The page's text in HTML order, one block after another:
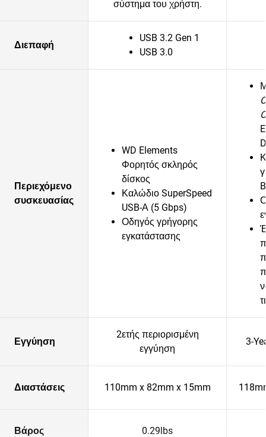
σύστημα του χρήστη.
Διεπαφή
USB 3.2 Gen 1
USB 3.0
Περιεχόμενο
συσκευασίας
WD Elements
Φορητός σκληρός
δίσκος
Καλώδιο SuperSpeed
USB-Α (5 Gbps)
Οδηγός γρήγορης
εγκατάστασης
B
Εγγύηση
2ετής περιορισμένη
εγγύηση
3-
Διαστάσεις 110mm x 82mm x 15mm
Βάρος 0.29lbs